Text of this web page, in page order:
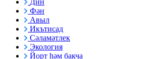
Дин
Фән
Авыл
Икътисад
Сәламәтлек
Экология
Йорт һәм бакча